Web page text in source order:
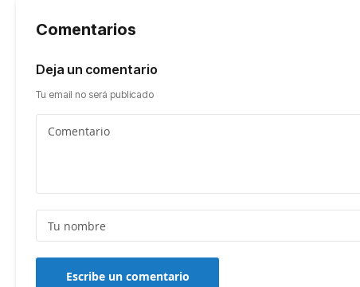
Comentarios
Deja un comentario
Tu email no será publicado
Escribe un comentario